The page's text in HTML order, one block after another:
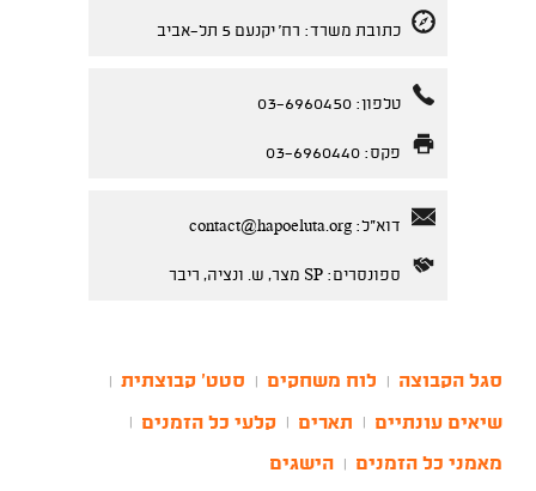
כתובת משרד: רח' יקנעם 5 תל-אביב
טלפון: 03-6960450
פקס: 03-6960440
דוא"ל:contact@hapoeluta.org
ספונסרים: SP מצר, ש. ונציה, ריבר
סגל הקבוצה לוח משחקים סטט' קבוצתית
שיאים עונתיים תארים קלעי כל הזמנים
מאמני כל הזמנים הישגים